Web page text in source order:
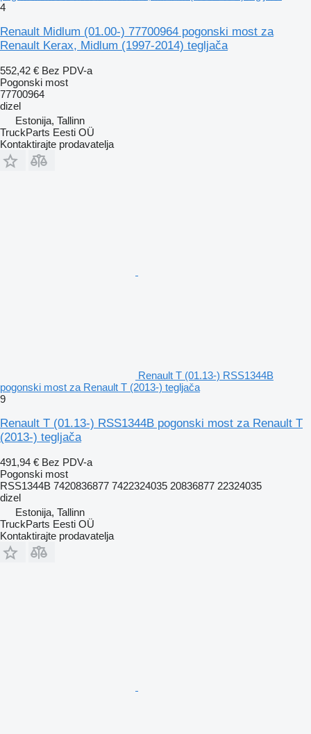
4
Renault Midlum (01.00-) 77700964 pogonski most za
Renault Kerax, Midlum (1997-2014) tegljača
552,42 € Bez PDV-a
Pogonski most
77700964
dizel
Estonija, Tallinn
TruckParts Eesti OÜ
Kontaktirajte prodavatelja
Renault T (01.13-) RSS1344B
pogonski most za Renault T (2013-) tegljača
9
Renault T (01.13-) RSS1344B pogonski most za Renault T
(2013-) tegljača
491,94 € Bez PDV-a
Pogonski most
RSS1344B 7420836877 7422324035 20836877 22324035
dizel
Estonija, Tallinn
TruckParts Eesti OÜ
Kontaktirajte prodavatelja